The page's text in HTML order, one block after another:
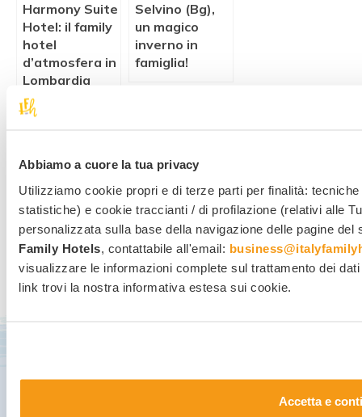
Abbiamo a cuore la tua privacy
Utilizziamo cookie propri e di terze parti per finalità:
statistiche) e cookie traccianti / di profilazione (relativi alle
personalizzata sulla base della navigazione delle pagine
Family Hotels , contattabile all'email:
visualizzare le informazioni complete sul trattamento dei
link trovi la nostra informativa estesa sui cookie.
Accetta e
Harmony Suite
Hotel: il family
hotel
d’atmosfera in
Lombardia
Selvino (Bg),
un magico
inverno in
famiglia!
Sconti speciali e notizie in